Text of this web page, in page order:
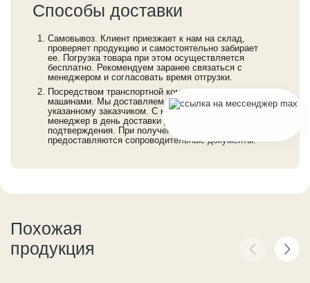
Способы доставки
Самовывоз. Клиент приезжает к нам на склад,
проверяет продукцию и самостоятельно забирает
ее. Погрузка товара при этом осуществляется
бесплатно. Рекомендуем заранее связаться с
менеджером и согласовать время отгрузки.
Посредством транспортной компании или нашими
машинами. Мы доставляем продукцию по адресу,
указанному заказчиком. С клиентом связывается
менеджер в день доставки для повторного
подтверждения. При получении товара покупателю
предоставляются сопроводительные документы.
Похожая
продукция